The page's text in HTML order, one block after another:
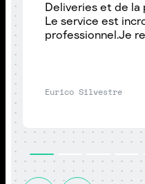
Deliveries et de la
Le service est
professionnel.Je
Eurico Silvestre